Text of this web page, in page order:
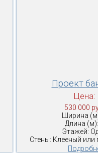
Проект
Цена:
530 000
Ширина
Длина
Этажей:
Стены: Клееный или